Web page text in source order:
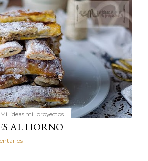
Mil ideas mil proyectos
AL HORNO